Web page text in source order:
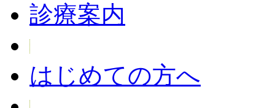
診療案内
はじめての方へ